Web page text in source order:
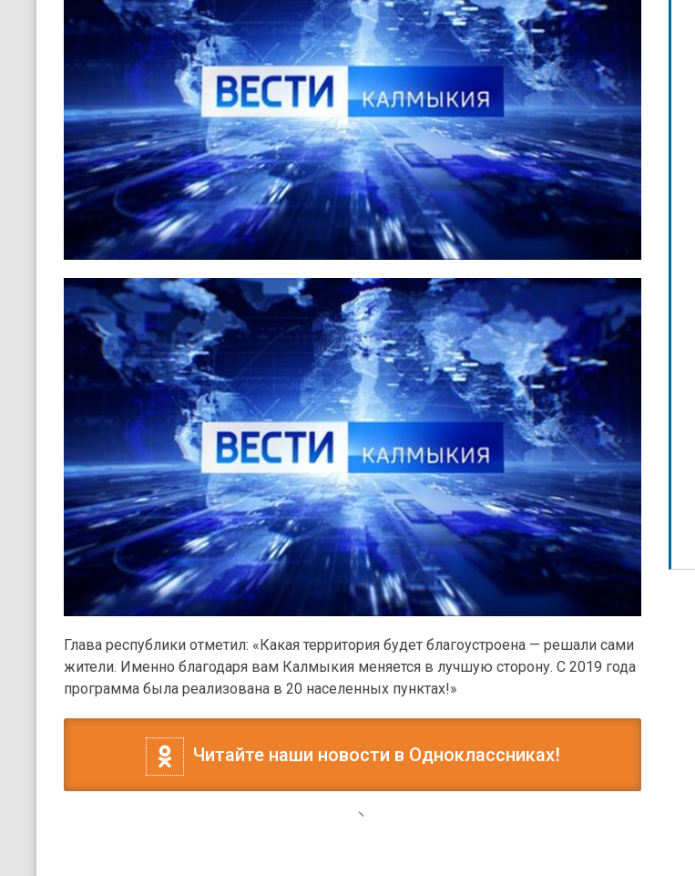
Глава республики отметил: «Какая территория будет благоустроена — решали сами
жители. Именно благодаря вам Калмыкия меняется в лучшую сторону. С 2019 года
программа была реализована в 20 населенных пунктах!»
Читайте наши новости в Одноклассниках!